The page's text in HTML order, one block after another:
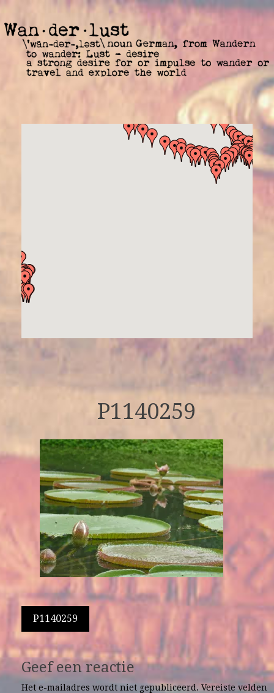
P1140259
Berichtnavigatie
P1140259
Geef een reactie
Het e-mailadres wordt niet gepubliceerd. Vereiste velden